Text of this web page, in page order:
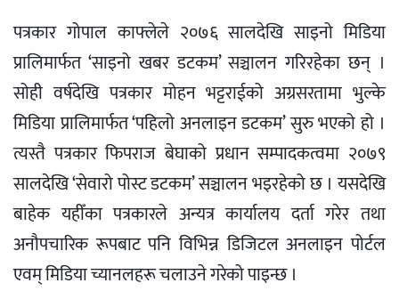
पत्रकार गोपाल काफ्लेले २०७६ सालदेखि साइनो मिडिया
प्रालिमार्फत ‘साइनो खबर डटकम’ सञ्चालन गरिरहेका छन् ।
सोही वर्षदेखि पत्रकार मोहन भट्टराईको अग्रसरतामा भुल्के
मिडिया प्रालिमार्फत ‘पहिलो अनलाइन डटकम’ सुरु भएको हो ।
त्यस्तै पत्रकार फिपराज बेघाको प्रधान सम्पादकत्वमा २०७९
सालदेखि ‘सेवारो पोस्ट डटकम’ सञ्चालन भइरहेको छ । यसदेखि
बाहेक यहीँका पत्रकारले अन्यत्र कार्यालय दर्ता गरेर तथा
अनौपचारिक रूपबाट पनि विभिन्न डिजिटल अनलाइन पोर्टल
एवम् मिडिया च्यानलहरू चलाउने गरेको पाइन्छ ।